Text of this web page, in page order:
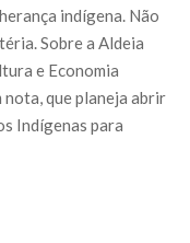
indígena. Não
Sobre a Aldeia
e Economia
nota, que planeja abrir
Indígenas para